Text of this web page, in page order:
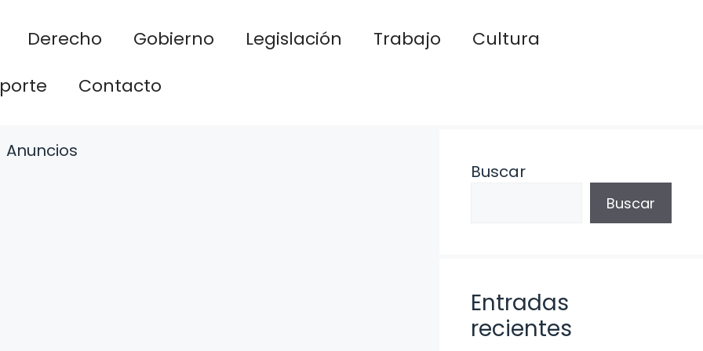
Derecho Gobierno Legislación Trabajo
Cultura
Contacto
Anuncios
Buscar
Buscar
Entradas
recientes